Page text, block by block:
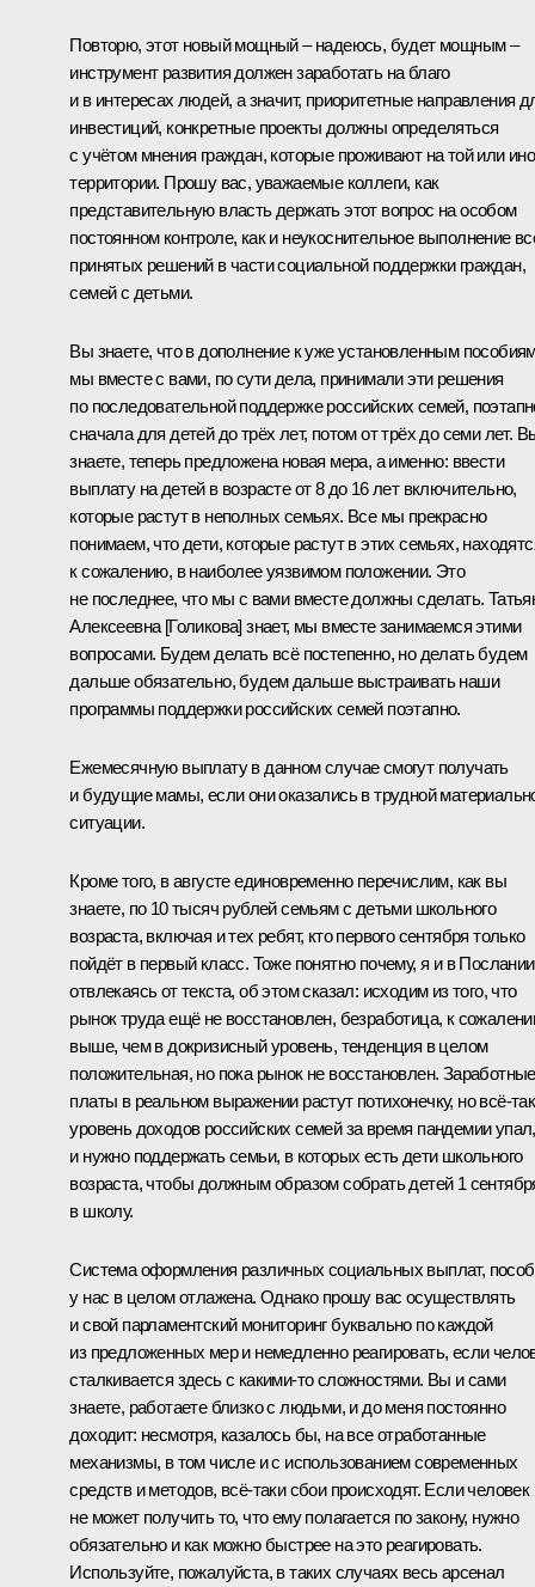
Повторю, этот новый мощный – надеюсь, будет мощным –
инструмент развития должен заработать на благо
и в интересах людей, а значит, приоритетные направления
инвестиций, конкретные проекты должны определяться
с учётом мнения граждан, которые проживают на той или
территории. Прошу вас, уважаемые коллеги, как
представительную власть держать этот вопрос на особом
постоянном контроле, как и неукоснительное выполнение
принятых решений в части социальной поддержки граждан,
семей с детьми.
Вы знаете, что в дополнение к уже установленным
мы вместе с вами, по сути дела, принимали эти решения
по последовательной поддержке российских семей,
сначала для детей до трёх лет, потом от трёх до семи лет.
знаете, теперь предложена новая мера, а именно: ввести
выплату на детей в возрасте от 8 до 16 лет включительно,
которые растут в неполных семьях. Все мы прекрасно
понимаем, что дети, которые растут в этих семьях,
к сожалению, в наиболее уязвимом положении. Это
не последнее, что мы с вами вместе должны сделать.
Алексеевна [Голикова] знает, мы вместе занимаемся этими
вопросами. Будем делать всё постепенно, но делать будем
дальше обязательно, будем дальше выстраивать наши
программы поддержки российских семей поэтапно.
Ежемесячную выплату в данном случае смогут получать
и будущие мамы, если они оказались в трудной
ситуации.
Кроме того, в августе единовременно перечислим, как вы
знаете, по 10 тысяч рублей семьям с детьми школьного
возраста, включая и тех ребят, кто первого сентября только
пойдёт в первый класс. Тоже понятно почему, я и в
отвлекаясь от текста, об этом сказал: исходим из того, что
рынок труда ещё не восстановлен, безработица, к
выше, чем в докризисный уровень, тенденция в целом
положительная, но пока рынок не восстановлен. Заработные
платы в реальном выражении растут потихонечку, но всё-
уровень доходов российских семей за время пандемии упал,
и нужно поддержать семьи, в которых есть дети школьного
возраста, чтобы должным образом собрать детей 1
в школу.
Система оформления различных социальных выплат,
у нас в целом отлажена. Однако прошу вас осуществлять
и свой парламентский мониторинг буквально по каждой
из предложенных мер и немедленно реагировать, если
сталкивается здесь с какими-то сложностями. Вы и сами
знаете, работаете близко с людьми, и до меня постоянно
доходит: несмотря, казалось бы, на все отработанные
механизмы, в том числе и с использованием современных
средств и методов, всё-таки сбои происходят. Если человек
не может получить то, что ему полагается по закону, нужно
обязательно и как можно быстрее на это реагировать.
Используйте, пожалуйста, в таких случаях весь арсенал